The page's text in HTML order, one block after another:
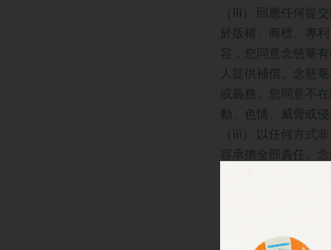
（iii） 回應任何提
於版權、商標、專
容，您同意 念慈菴
人提供補償。 念慈菴
或義務。您同意不
動、色情、威脅或
（iii） 以任何方式
容承擔全部責任。
本網站可能包含指